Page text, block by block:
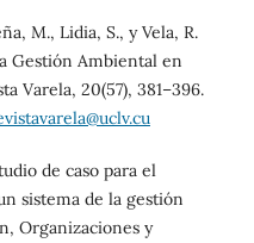
M., Lidia, S., y Vela, R.
Gestión Ambiental en
Varela, 20(57), 381–396.
de caso para el
sistema de la gestión
Organizaciones y